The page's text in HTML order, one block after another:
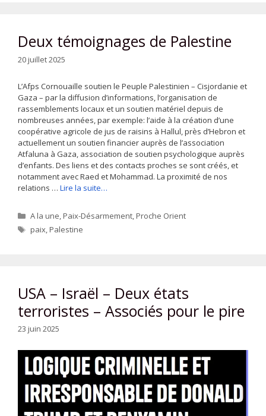
Deux témoignages de Palestine
20 juillet 2025
L’Afps Cornouaille soutien le Peuple Palestinien – Cisjordanie et
Gaza – par la diffusion d’informations, l’organisation de
rassemblements locaux et un soutien matériel depuis de
nombreuses années, par exemple: l’aide à la création d’une
coopérative agricole de jus de raisins à Hallul, près d’Hebron et
actuellement un soutien financier auprès de l’association
Atfaluna à Gaza, association de soutien psychologique auprès
d’enfants. Des liens et des contacts proches se sont créés, et
notamment avec Raed et Mohammad. La proximité de nos
relations … Lire la suite…
Catégories
A la une,Paix-Désarmement,Proche Orient
Étiquettes
paix,Palestine
USA – Israël – Deux états
terroristes – Associés pour le pire
23 juin 2025